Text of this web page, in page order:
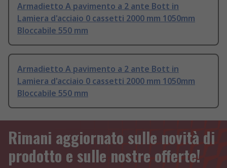
Armadietto A pavimento a 2 ante Bott in
Lamiera d'acciaio 0 cassetti 2000 mm 1050mm
Bloccabile 550 mm
Armadietto A pavimento a 2 ante Bott in
Lamiera d'acciaio 0 cassetti 2000 mm 1050mm
Bloccabile 550 mm
Rimani aggiornato sulle novità di
prodotto e sulle nostre offerte!